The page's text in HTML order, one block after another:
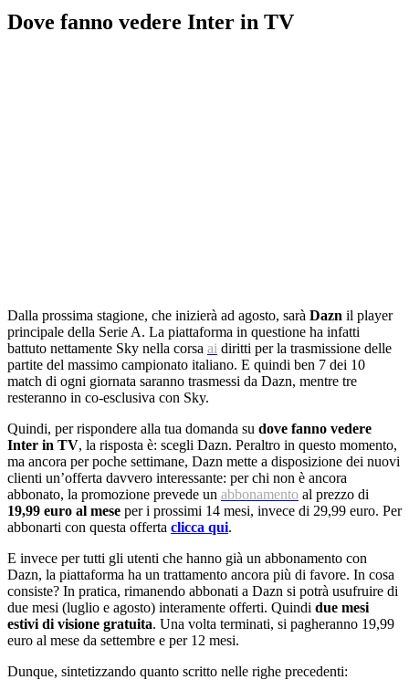
Dove fanno vedere Inter in TV
Dalla prossima stagione, che inizierà ad agosto, sarà Dazn il player
principale della Serie A. La piattaforma in questione ha infatti
battuto nettamente Sky nella corsa ai diritti per la trasmissione delle
partite del massimo campionato italiano. E quindi ben 7 dei 10
match di ogni giornata saranno trasmessi da Dazn, mentre tre
resteranno in co-esclusiva con Sky.
Quindi, per rispondere alla tua domanda su dove fanno vedere
Inter in TV, la risposta è: scegli Dazn. Peraltro in questo momento,
ma ancora per poche settimane, Dazn mette a disposizione dei nuovi
clienti un’offerta davvero interessante: per chi non è ancora
abbonato, la promozione prevede un abbonamento al prezzo di
19,99 euro al mese per i prossimi 14 mesi, invece di 29,99 euro. Per
abbonarti con questa offerta clicca qui.
E invece per tutti gli utenti che hanno già un abbonamento con
Dazn, la piattaforma ha un trattamento ancora più di favore. In cosa
consiste? In pratica, rimanendo abbonati a Dazn si potrà usufruire di
due mesi (luglio e agosto) interamente offerti. Quindi due mesi
estivi di visione gratuita. Una volta terminati, si pagheranno 19,99
euro al mese da settembre e per 12 mesi.
Dunque, sintetizzando quanto scritto nelle righe precedenti: